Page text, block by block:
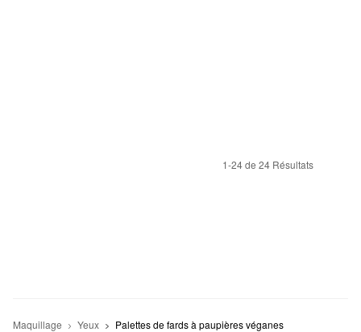
1-24 de 24 Résultats
Maquillage Yeux Palettes de fards à paupières véganes